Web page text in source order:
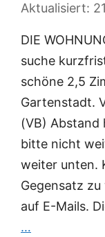
DIE
suche
schöne 2,5
Gartenstadt.
(VB) Abstand
bitte nicht
weiter unten.
Gegensatz
auf E-Mails.
…